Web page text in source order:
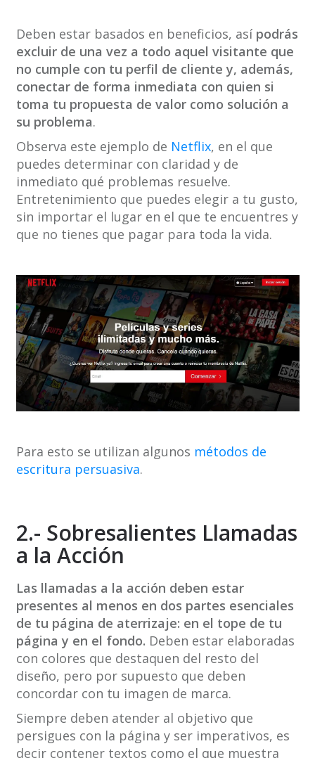
Deben estar basados en beneficios, así podrás
excluir de una vez a todo aquel visitante que
no cumple con tu perfil de cliente y, además,
conectar de forma inmediata con quien si
toma tu propuesta de valor como solución a
su problema.
Observa este ejemplo de Netflix, en el que
puedes determinar con claridad y de
inmediato qué problemas resuelve.
Entretenimiento que puedes elegir a tu gusto,
sin importar el lugar en el que te encuentres y
que no tienes que pagar para toda la vida.
Para esto se utilizan algunos métodos de
escritura persuasiva.
2.- Sobresalientes Llamadas
a la Acción
Las llamadas a la acción deben estar
presentes al menos en dos partes esenciales
de tu página de aterrizaje: en el tope de tu
página y en el fondo. Deben estar elaboradas
con colores que destaquen del resto del
diseño, pero por supuesto que deben
concordar con tu imagen de marca.
Siempre deben atender al objetivo que
persigues con la página y ser imperativos, es
decir contener textos como el que muestra